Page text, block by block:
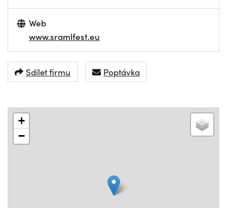
Web
www.sramlfest.eu
Sdílet firmu Poptávka
+
−